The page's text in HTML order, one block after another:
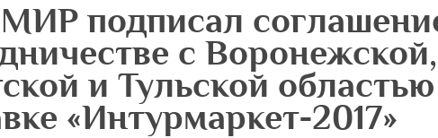
подписал
с Воронежской,
и Тульской
«Интурмаркет-2017»